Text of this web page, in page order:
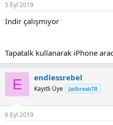
5 Eyl 2019
İndir çalışmıyor
Tapatalk kullanarak iPhone
E endlessrebel
Kayıtlı Üye JailbreakTR
6 Eyl 2019